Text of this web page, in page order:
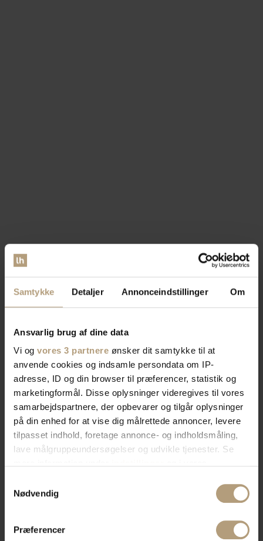
Samtykke Detaljer Annonceindstillinger Om
Ansvarlig brug af dine data
Vi og vores 3 partnere ønsker dit samtykke til at
anvende cookies og indsamle persondata om IP-
adresse, ID og din browser til præferencer, statistik og
marketingformål. Disse oplysninger videregives til vores
samarbejdspartnere, der opbevarer og tilgår oplysninger
på din enhed for at vise dig målrettede annoncer, levere
tilpasset indhold, foretage annonce- og indholdsmåling,
lave målgruppeundersøgelser og udvikle tjenester. Se
tilbage eller ændre indstillinger fra vores
"Cookiedeklaration", eller ved at trykke på "Privacy
Nødvendig
Præferencer